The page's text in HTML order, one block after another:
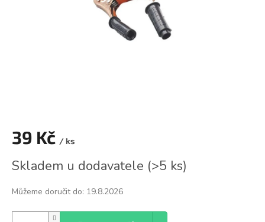
39 Kč / ks
cena:
Skladem u dodavatele (>5 ks)
Můžeme doručit do: 19.8.2026